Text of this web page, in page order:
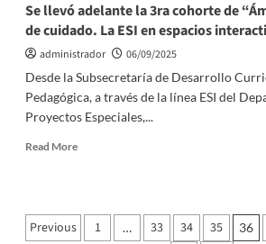
Se llevó adelante la 3ra cohorte de
de cuidado. La ESI en espacios
administrador
06/09/2025
Desde la Subsecretaría de Desarrollo
Pedagógica, a través de la línea ESI del
Proyectos Especiales,...
Read More
Previous 1 … 33 34 35 36